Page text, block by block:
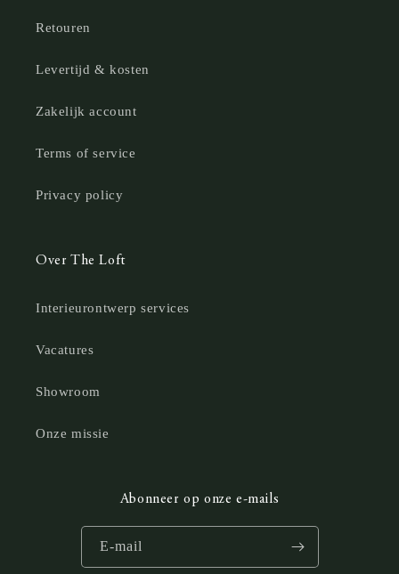
Retouren
Levertijd & kosten
Zakelijk account
Terms of service
Privacy policy
Over The Loft
Interieurontwerp services
Vacatures
Showroom
Onze missie
Abonneer op onze e-mails
E‑mail